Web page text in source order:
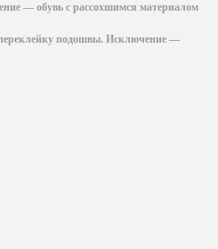
— обувь с рассохшимся материалом
подошвы. Исключение —